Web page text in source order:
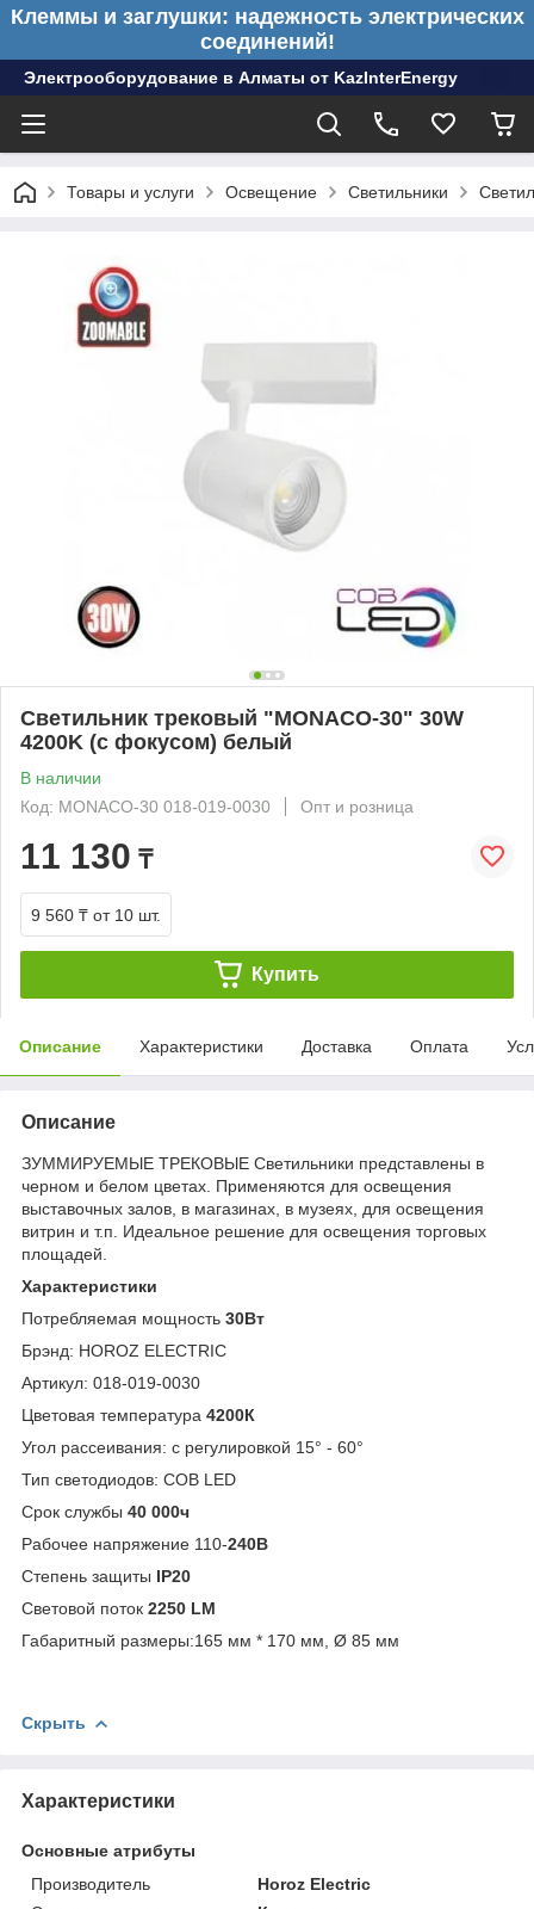
Клеммы и заглушки: надежность электрических
соединений!
Электрооборудование в Алматы от KazInterEnergy
Товары и услуги Освещение Светильники
Светильник трековый "MONACO-30" 30W
4200K (с фокусом) белый
В наличии
Код: MONACO-30 018-019-0030
Опт и розница
11 130 ₸
9 560 ₸ от 10 шт.
Купить
Описание Характеристики Доставка Оплата
Описание
ЗУММИРУЕМЫЕ ТРЕКОВЫЕ Светильники представлены в
черном и белом цветах. Применяются для освещения
выставочных залов, в магазинах, в музеях, для освещения
витрин и т.п. Идеальное решение для освещения торговых
площадей.
Характеристики
Потребляемая мощность 30Вт
Брэнд: HOROZ ELECTRIC
Артикул: 018-019-0030
Цветовая температура 4200К
Угол рассеивания: с регулировкой 15° - 60°
Тип светодиодов: COB LED
Срок службы 40 000ч
Рабочее напряжение 110-240В
Степень защиты IP20
Световой поток 2250 LM
Габаритный размеры:165 мм * 170 мм, Ø 85 мм
Скрыть
Характеристики
Основные атрибуты
Производитель
Horoz Electric